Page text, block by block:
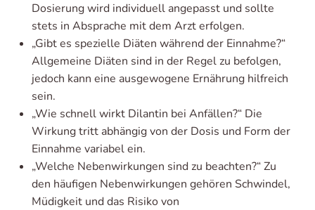
Dosierung wird individuell angepasst und sollte
stets in Absprache mit dem Arzt erfolgen.
„Gibt es spezielle Diäten während der Einnahme?“
Allgemeine Diäten sind in der Regel zu befolgen,
jedoch kann eine ausgewogene Ernährung hilfreich
sein.
„Wie schnell wirkt Dilantin bei Anfällen?“ Die
Wirkung tritt abhängig von der Dosis und Form der
Einnahme variabel ein.
„Welche Nebenwirkungen sind zu beachten?“ Zu
den häufigen Nebenwirkungen gehören Schwindel,
Müdigkeit und das Risiko von